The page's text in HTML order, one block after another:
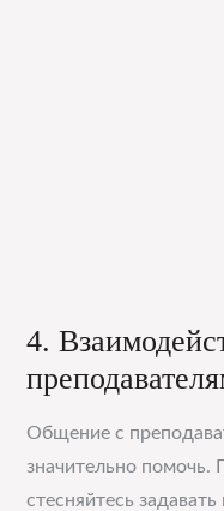
4.
Общение с
значительно помочь.
стесняйтесь